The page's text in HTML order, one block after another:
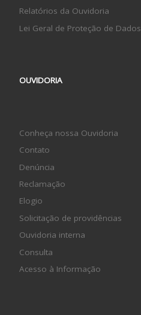
Relatórios da Ouvidoria
Lei Geral de Proteção de Dados
OUVIDORIA
Conheça nossa Ouvidoria
Contato
Denúncia
Reclamação
Elogio
Solicitação de providências
Ouvidoria interna
Consulta
Acesso à Informação